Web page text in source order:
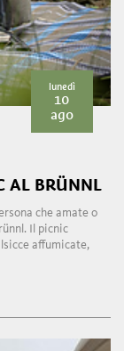
lunedì
10
ago
AL BRÜNNL
che amate o
Il picnic
affumicate,